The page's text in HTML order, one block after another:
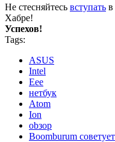
Не стесняйтесь вступать в
Хабре!
Успехов!
Tags:
ASUS
Intel
Eee
нетбук
Atom
Ion
оbзор
Boomburum советует